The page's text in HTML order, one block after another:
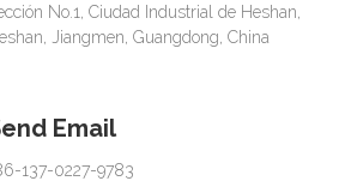
No.1, Ciudad Industrial de Heshan,
Jiangmen, Guangdong, China
Email
137-0227-9783